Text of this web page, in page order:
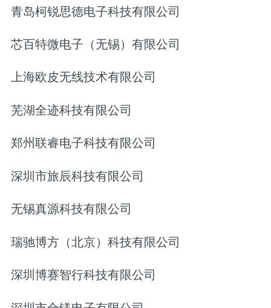
青岛柯锐思德电子科技有限公司
芯百特微电子（无锡）有限公司
上海欧皮无线技术有限公司
芜湖全迹科技有限公司
郑州联睿电子科技有限公司
深圳市旅辰科技有限公司
无锡真源科技有限公司
瑞驰博方（北京）科技有限公司
深圳博赛智行科技有限公司